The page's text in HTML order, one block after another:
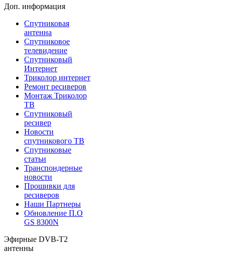
Доп. информация
Спутниковая
антенна
Спутниковое
телевидение
Спутниковый
Интернет
Триколор интернет
Ремонт ресиверов
Монтаж Триколор
ТВ
Спутниковый
ресивер
Новости
спутникового ТВ
Спутниковые
статьи
Транспондерные
новости
Прошивки для
ресиверов
Наши Партнеры
Обновление П.О
GS 8300N
Эфирные DVB-T2
антенны